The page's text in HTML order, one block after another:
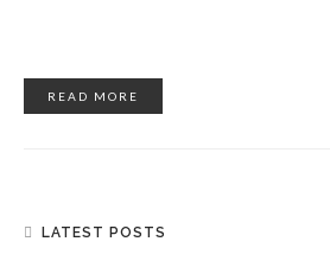
READ MORE
LATEST POSTS